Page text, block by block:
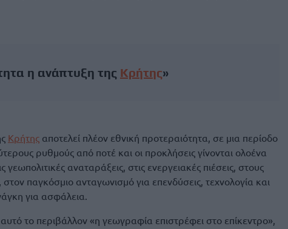
η ανάπτυξη της Κρήτης»
Κρήτης αποτελεί πλέον εθνική προτεραιότητα, σε μια περίοδο
ρυθμούς από ποτέ και οι προκλήσεις γίνονται ολοένα
αναταράξεις, στις ενεργειακές πιέσεις, στους
παγκόσμιο ανταγωνισμό για επενδύσεις, τεχνολογία και
για ασφάλεια.
το περιβάλλον «η γεωγραφία επιστρέφει στο επίκεντρο»,